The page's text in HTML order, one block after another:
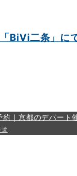
BiVi二条」に
｜ 京都のデパート